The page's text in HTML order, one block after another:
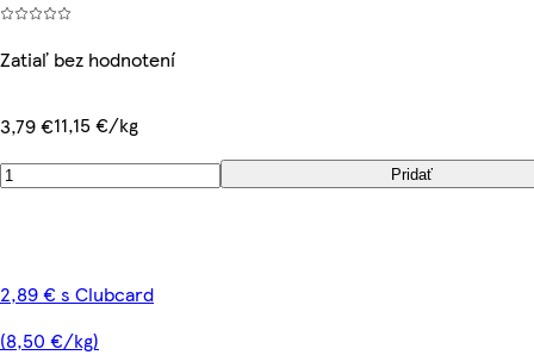
Zatiaľ bez hodnotení
3,79 €11,15 €/kg
Pridať
2,89 € s Clubcard
(8,50 €/kg)